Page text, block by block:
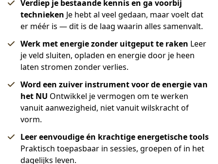
Verdiep je bestaande kennis en ga voorbij
technieken Je hebt al veel gedaan, maar voelt dat
er méér is — dit is de laag waarin alles samenvalt.
Werk met energie zonder uitgeput te raken Leer
je veld sluiten, opladen en energie door je heen
laten stromen zonder verlies.
Word een zuiver instrument voor de energie van
het NU Ontwikkel je vermogen om te werken
vanuit aanwezigheid, niet vanuit wilskracht of
vorm.
Leer eenvoudige én krachtige energetische tools
Praktisch toepasbaar in sessies, groepen of in het
dagelijks leven.